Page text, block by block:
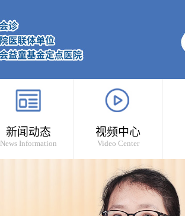
新闻动态
News Information
视频中心
Video Center